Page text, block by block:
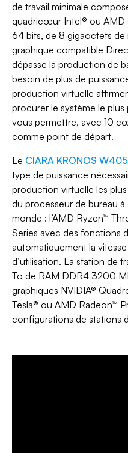
de travail minimale
quadricœur Intel® ou AMD
64 bits, de 8 gigaoctets de
graphique compatible
dépasse la production de
besoin de plus de
production virtuelle
procurer le système le
vous permettre, avec 10
comme point de départ.
Le CIARA KRONOS
type de puissance
production virtuelle les
du processeur de bureau
monde : l’AMD Ryzen™
Series avec des fonctions
automatiquement la
d’utilisation. La station de
To de RAM DDR4 3200
graphiques NVIDIA®
Tesla® ou AMD Radeon™
configurations de stations